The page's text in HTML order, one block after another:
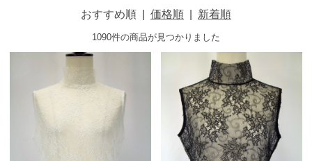
おすすめ順 価格順 新着順
1090件の商品が見つかりました